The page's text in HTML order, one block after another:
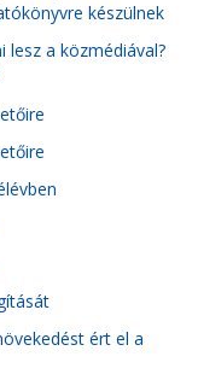
készülnek
lesz a közmédiával?
ért el a